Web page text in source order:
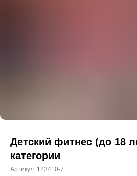
Детский фитнес (до 18
категории
Артикул: 123410-7